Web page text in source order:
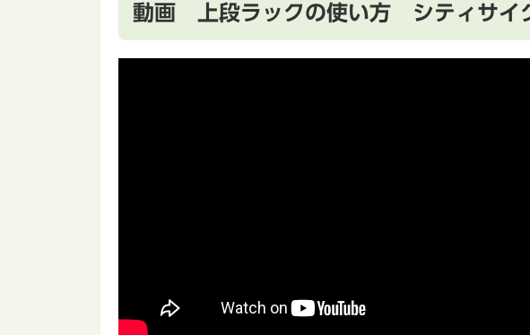
動画 上段ラックの使い方 シティサイ